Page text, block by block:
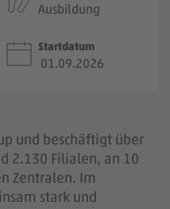
Ausbildung
Startdatum
01.09.2026
und beschäftigt über
2.130 Filialen, an 10
Zentralen. Im
stark und